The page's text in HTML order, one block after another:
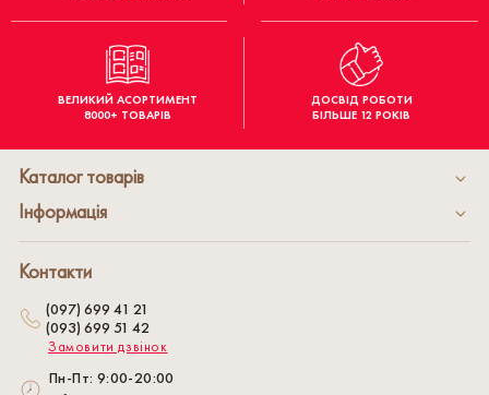
ВЕЛИКИЙ АСОРТИМЕНТ
8000+ ТОВАРІВ
ДОСВІД РОБОТИ
БІЛЬШЕ 12 РОКІВ
Каталог товарів
Інформація
Контакти
(097) 699 41 21
(093) 699 51 42
Замовити дзвінок
Пн-Пт: 9:00-20:00